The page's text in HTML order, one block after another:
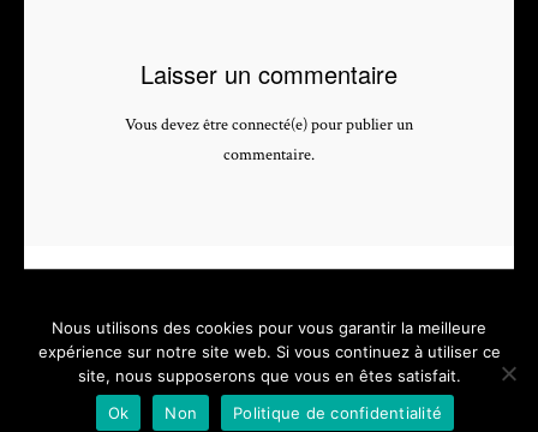
Laisser un commentaire
Vous devez être connecté(e) pour publier un
commentaire.
PHOTOGRAPHE & VIDEASTE PROFESSIONNEL - depuis 2005 -
Nous utilisons des cookies pour vous garantir la meilleure
expérience sur notre site web. Si vous continuez à utiliser ce
site, nous supposerons que vous en êtes satisfait.
Ok
Non Politique de confidentialité